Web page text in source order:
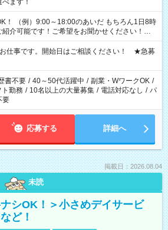
ます！
！ （例）9:00～18:00のあいだ もちろん1日8時
紹介可能です！ご希望をお聞かせください！★
休みが必要な場合も遠慮なくご相談ください。
上の勤務が必要です
仕事です。開始日はご相談ください！ ★急募
書不要 / 40～50代活躍中 / 副業・WワークOK /
ト勤務 / 10名以上の大量募集 / 電話対応なし / パ
要
応募する 詳細へ
掲載日：2026.08.04
未読
シOK！＞小さめデイサービ
ど！